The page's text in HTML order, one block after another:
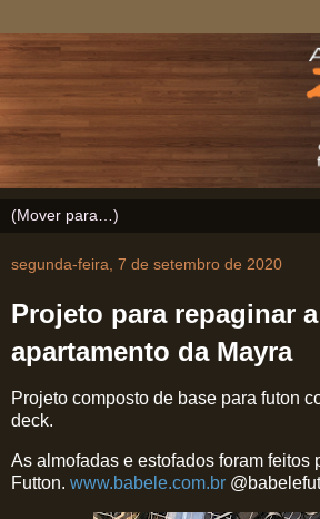
segunda-feira, 7 de setembro de 2020
Projeto para repaginar
apartamento da Mayra
Projeto composto de base para futon
deck.
As almofadas e estofados foram feitos
Futton. www.babele.com.br